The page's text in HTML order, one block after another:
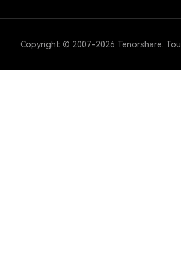
Copyright © 2007-2026 Tenorshare.